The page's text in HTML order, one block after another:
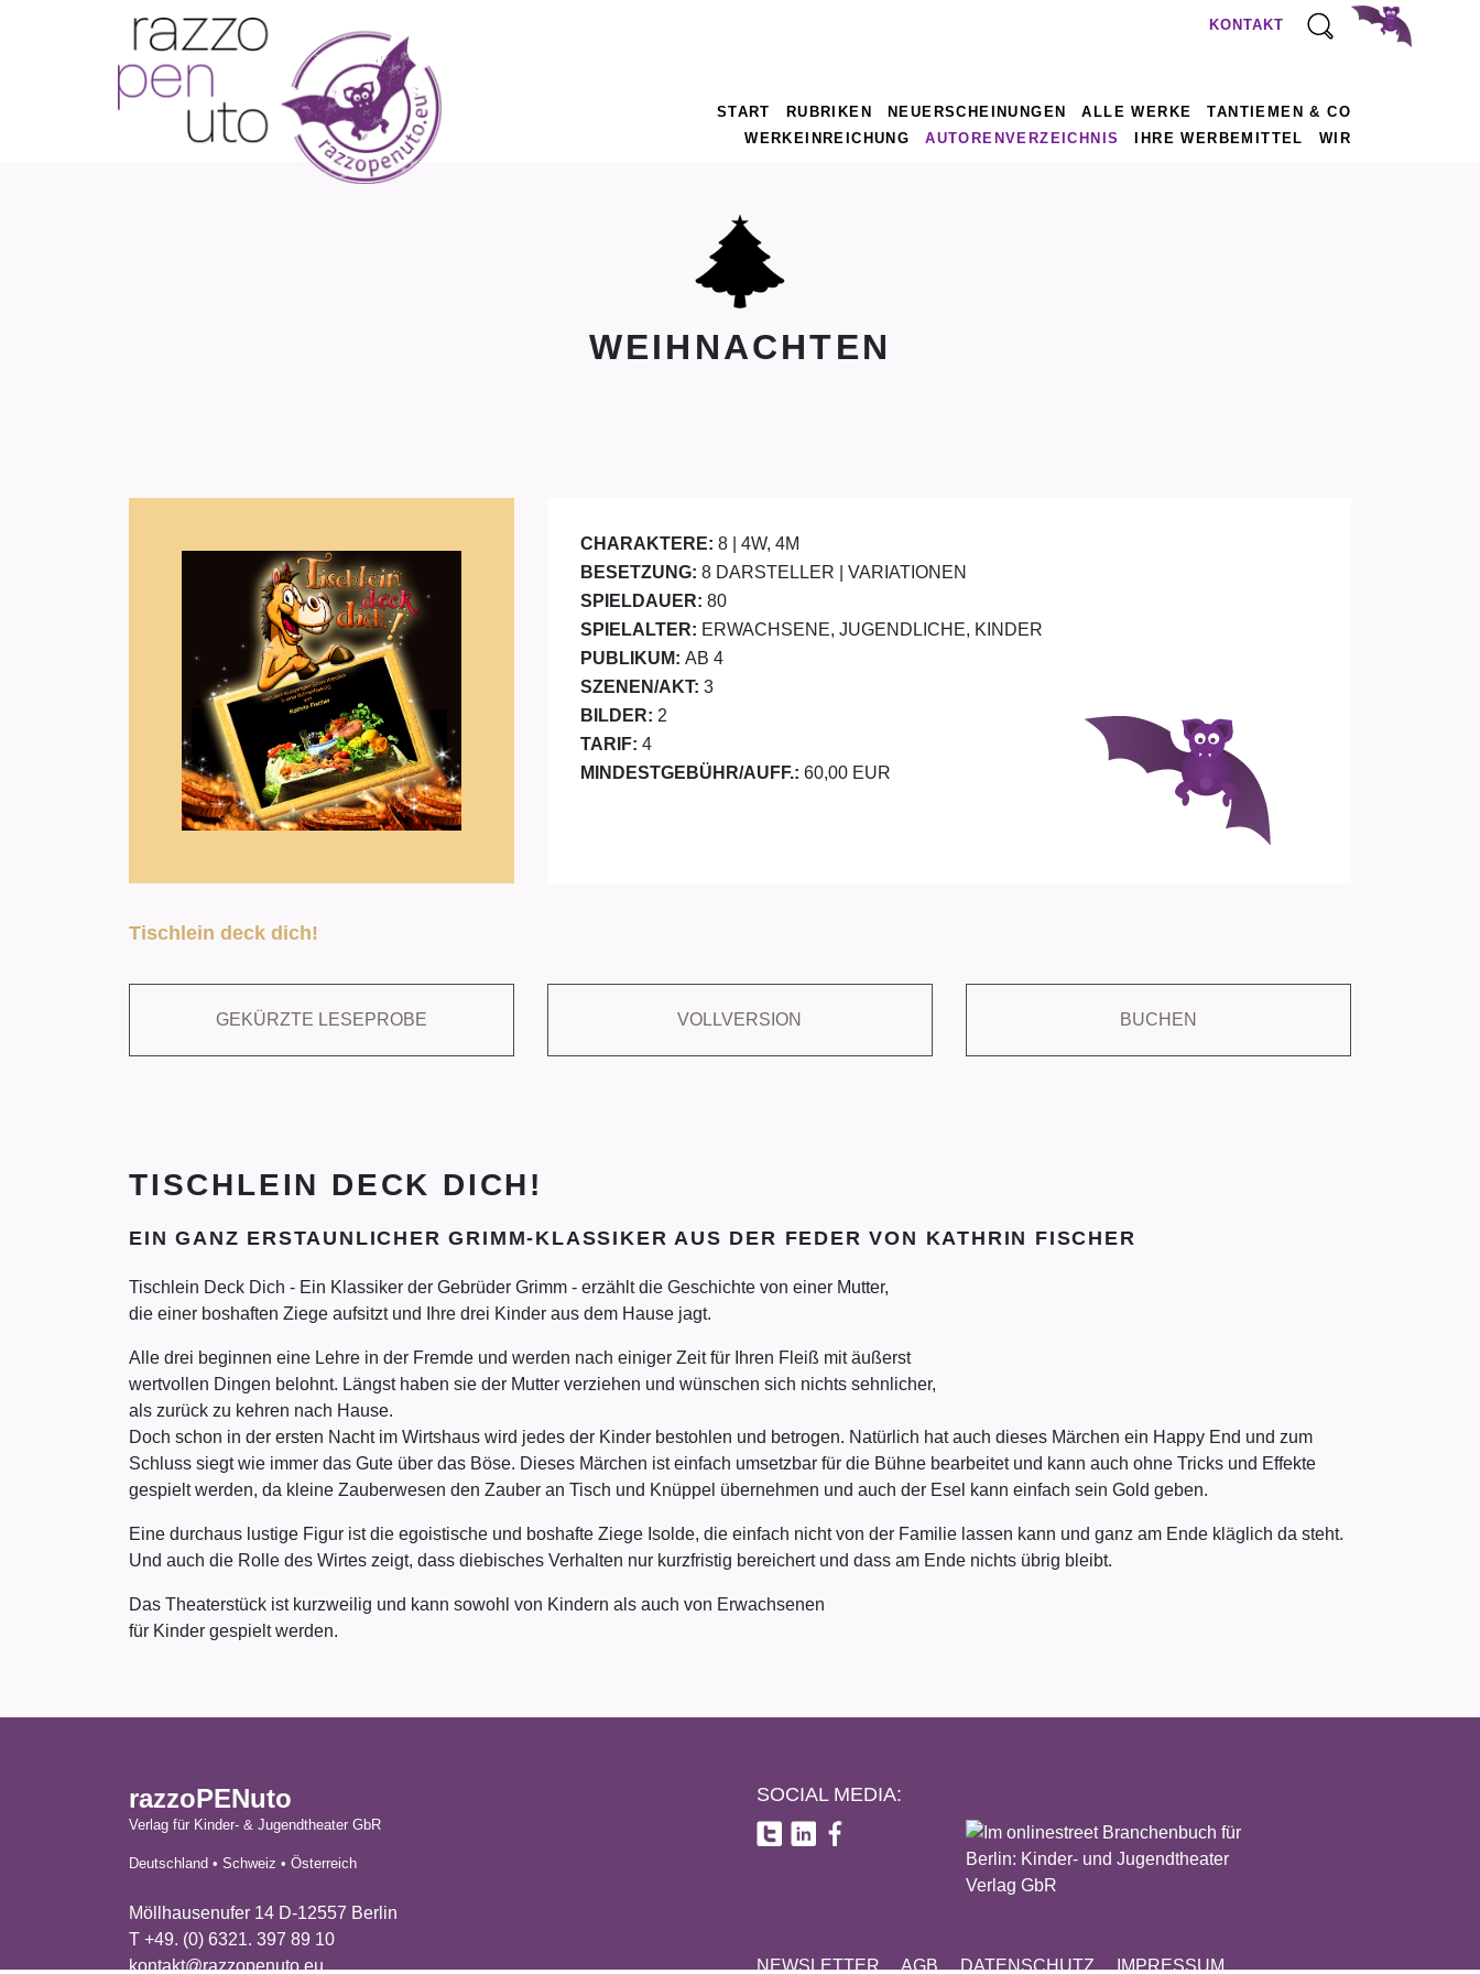
KONTAKT
START RUBRIKEN NEUERSCHEINUNGEN ALLE WERKE
TANTIEMEN & CO
WERKEINREICHUNG
AUTORENVERZEICHNIS IHRE WERBEMITTEL WIR
WEIHNACHTEN
CHARAKTERE: 8 | 4W, 4M
BESETZUNG: 8 DARSTELLER | VARIATIONEN
SPIELDAUER: 80
SPIELALTER: ERWACHSENE, JUGENDLICHE, KINDER
PUBLIKUM: AB 4
SZENEN/AKT: 3
BILDER: 2
TARIF: 4
MINDESTGEBÜHR/AUFF.: 60,00 EUR
Tischlein deck dich!
GEKÜRZTE LESEPROBE VOLLVERSION BUCHEN
TISCHLEIN DECK DICH!
EIN GANZ ERSTAUNLICHER GRIMM-KLASSIKER AUS DER FEDER VON KATHRIN FISCHER
Tischlein Deck Dich - Ein Klassiker der Gebrüder Grimm - erzählt die Geschichte von einer Mutter,
die einer boshaften Ziege aufsitzt und Ihre drei Kinder aus dem Hause jagt.
Alle drei beginnen eine Lehre in der Fremde und werden nach einiger Zeit für Ihren Fleiß mit äußerst
wertvollen Dingen belohnt. Längst haben sie der Mutter verziehen und wünschen sich nichts sehnlicher,
als zurück zu kehren nach Hause.
Doch schon in der ersten Nacht im Wirtshaus wird jedes der Kinder bestohlen und betrogen. Natürlich hat auch dieses Märchen ein Happy End und zum
Schluss siegt wie immer das Gute über das Böse. Dieses Märchen ist einfach umsetzbar für die Bühne bearbeitet und kann auch ohne Tricks und Effekte
gespielt werden, da kleine Zauberwesen den Zauber an Tisch und Knüppel übernehmen und auch der Esel kann einfach sein Gold geben.
Eine durchaus lustige Figur ist die egoistische und boshafte Ziege Isolde, die einfach nicht von der Familie lassen kann und ganz am Ende kläglich da steht.
Und auch die Rolle des Wirtes zeigt, dass diebisches Verhalten nur kurzfristig bereichert und dass am Ende nichts übrig bleibt.
Das Theaterstück ist kurzweilig und kann sowohl von Kindern als auch von Erwachsenen
für Kinder gespielt werden.
razzoPENuto
Verlag für Kinder- & Jugendtheater GbR
Deutschland • Schweiz • Österreich
Möllhausenufer 14 D-12557 Berlin
T +49. (0) 6321. 397 89 10
kontakt@razzopenuto.eu
SOCIAL MEDIA:
NEWSLETTER AGB DATENSCHUTZ IMPRESSUM